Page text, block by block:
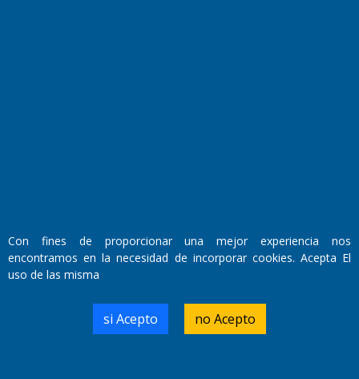
Walter René Goñi
Domicilio Legal: José Ingenieros 855,
Santa Rosa, La Pampa.
Número de Registro DNDA:
Con fines de proporcionar una mejor experiencia nos
encontramos en la necesidad de incorporar cookies. Acepta El
uso de las misma
si Acepto no Acepto